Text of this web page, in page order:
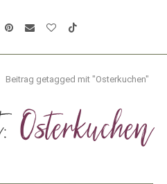
Beitrag getagged mit "Osterkuchen"
Osterkuchen